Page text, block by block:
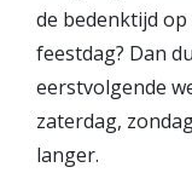
Vestiging
Inloggen MOVE
de bedenktijd
feestdag? Dan
eerstvolgende
zaterdag,
langer.